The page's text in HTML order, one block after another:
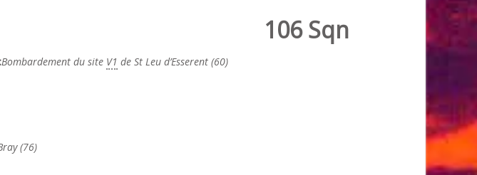
106 Sqn
Bombardement du site V1 de St Leu d’Esserent (60)
(76)